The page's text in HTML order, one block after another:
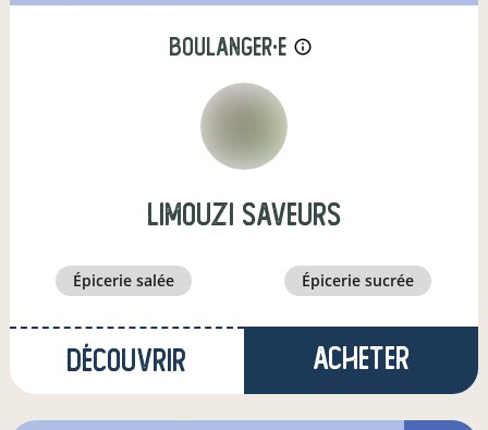
boulanger·e info_outline
limouzi saveurs
épicerie salée épicerie sucrée
Découvrir Acheter